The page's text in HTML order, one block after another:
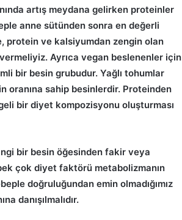
artış meydana gelirken proteinler
anne sütünden sonra en değerli
protein ve kalsiyumdan zengin olan
Ayrıca vegan beslenenler için
bir besin grubudur. Yağlı tohumlar
oranına sahip besinlerdir. Proteinden
bir diyet kompozisyonu oluşturması
bir besin öğesinden fakir veya
çok diyet faktörü metabolizmanın
doğruluğundan emin olmadığımız
danışılmalıdır.